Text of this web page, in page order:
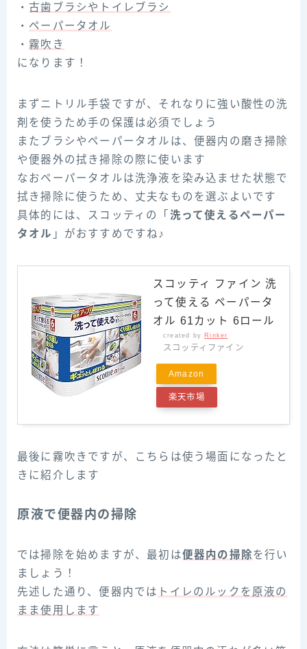
・古歯ブラシやトイレブラシ
・ ペーパータオル
・霧吹き
になります！
まずニトリル手袋ですが、それなりに強い酸性の洗
剤を使うため手の保護は必須でしょう
またブラシやペーパータオルは、便器内の磨き掃除
や便器外の拭き掃除の際に使います
なおペーパータオルは洗浄液を染み込ませた状態で
拭き掃除に使うため、丈夫なものを選ぶよいです
具体的には、スコッティの「 洗って使えるペーパー
タオル 」がおすすめですね♪
スコッティ ファイン 洗
って使える ペーパータ
オル 61カット 6ロール
created by Rinker
スコッティファイン
Amazon
楽天市場
最後に霧吹きですが、こちらは使う場面になったと
きに紹介します
原液で便器内の掃除
では掃除を始めますが、最初は便器内の掃除を行い
ましょう！
先述した通り、便器内では トイレのルックを原液の
まま使用します